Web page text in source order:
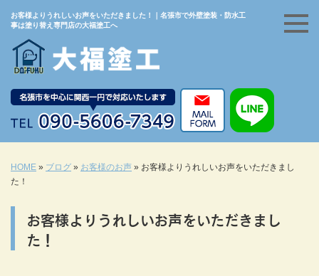
お客様よりうれしいお声をいただきました！｜名張市で外壁塗装・防水工
事は塗り替え専門店の大福塗工へ
HOME » ブログ » お客様のお声 » お客様よりうれしいお声をいただきまし
た！
お客様よりうれしいお声をいただきまし
た！